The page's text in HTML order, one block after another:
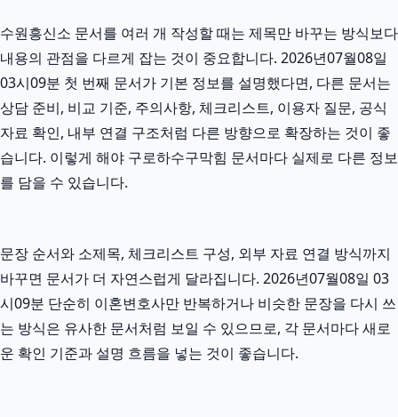
수원흥신소 문서를 여러 개 작성할 때는 제목만 바꾸는 방식보다
내용의 관점을 다르게 잡는 것이 중요합니다. 2026년07월08일
03시09분 첫 번째 문서가 기본 정보를 설명했다면, 다른 문서는
상담 준비, 비교 기준, 주의사항, 체크리스트, 이용자 질문, 공식
자료 확인, 내부 연결 구조처럼 다른 방향으로 확장하는 것이 좋
습니다. 이렇게 해야 구로하수구막힘 문서마다 실제로 다른 정보
를 담을 수 있습니다.
문장 순서와 소제목, 체크리스트 구성, 외부 자료 연결 방식까지
바꾸면 문서가 더 자연스럽게 달라집니다. 2026년07월08일 03
시09분 단순히 이혼변호사만 반복하거나 비슷한 문장을 다시 쓰
는 방식은 유사한 문서처럼 보일 수 있으므로, 각 문서마다 새로
운 확인 기준과 설명 흐름을 넣는 것이 좋습니다.